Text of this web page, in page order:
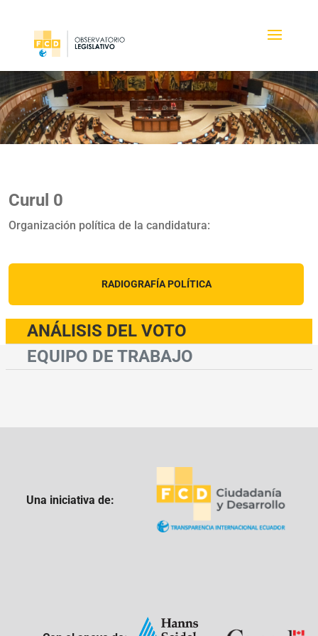
Curul 0
Organización política de la candidatura:
RADIOGRAFÍA POLÍTICA
ANÁLISIS DEL VOTO
EQUIPO DE TRABAJO
Una iniciativa de: